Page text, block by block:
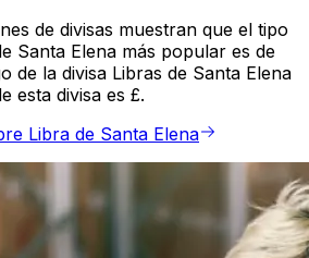
de divisas muestran que el tipo
Santa Elena más popular es de
de la divisa Libras de Santa Elena
esta divisa es £.
Libra de Santa Elena